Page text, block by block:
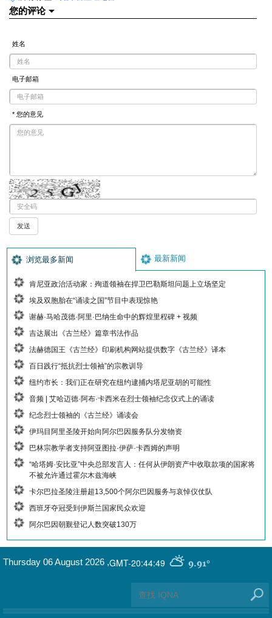
您的评论
姓名
电子邮箱
* 您的意见
浏览最多新闻 最新新闻
肯尼亚政治活动家：殉道领袖在捍卫巴勒斯坦问题上立场坚定
埃及双胞胎在“诵读之国”节目中表现惊艳
谢赫·马哈茂德·阿里·巴纳生命中的辉煌里程碑 + 视频
吉达展出《古兰经》篇章书法作品
法赫德国王《古兰经》印刷机构网站提供数字《古兰经》译本
百日践行“抵抗烈士领袖”的宗教训导
纽约市长：我们正在研究在纽约逮捕内塔尼亚胡的可能性
音频 | 艾哈迈德·阿布·卡西米在烈士领袖纪念仪式上的诵读
纪念烈士领袖的《古兰经》诵读会
伊玛目阿里圣陵开始向阿尔巴因服务队分发物资
巴林宗教学者支持阿亚图拉·伊萨·卡西姆的声明
“哈塔姆·安比亚”中央总部发言人：任何从伊朗资产中收取款项的国家将
不被允许通过霍尔木兹海峡
卡尔巴拉圣陵注册超13,500个阿尔巴因服务与哀悼仪仗队
西班牙夺冠受到伊斯兰国家民众欢迎
阿尔巴因朝觐登记人数突破130万
GMT-20:44:49 9.91°
Thursday 06 August 2026 ,